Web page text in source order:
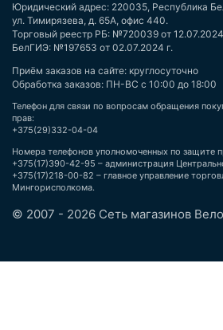
Юридический адрес: 220035, Республика
ул. Тимирязева, д. 65А, офис 440.
Торговый реестр РБ: №720039 от
БелГИЭ: №197653 от 02.07.2024 г.
Приём заказов на сайте: круглосуточно
Обработка заказов: ПН-ВС с 10:00 до 18:00
Телефон для связи по вопросам обращения
прав:
+375(29)332-04-04
Номера телефонов уполномоченных по защите
+375(17)390-42-95 – администрация
+375(17)218-00-82 – главное управление
Мингорисполкома.
© 2007 - 2026 Сеть магазинов